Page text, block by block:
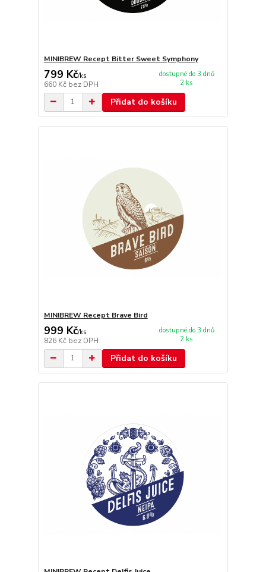
MINIBREW Recept Bitter Sweet Symphony
799 Kč/ks
660 Kč bez DPH
dostupné do 3 dnů
2 ks
Přidat do košíku
MINIBREW Recept Brave Bird
999 Kč/ks
826 Kč bez DPH
dostupné do 3 dnů
2 ks
Přidat do košíku